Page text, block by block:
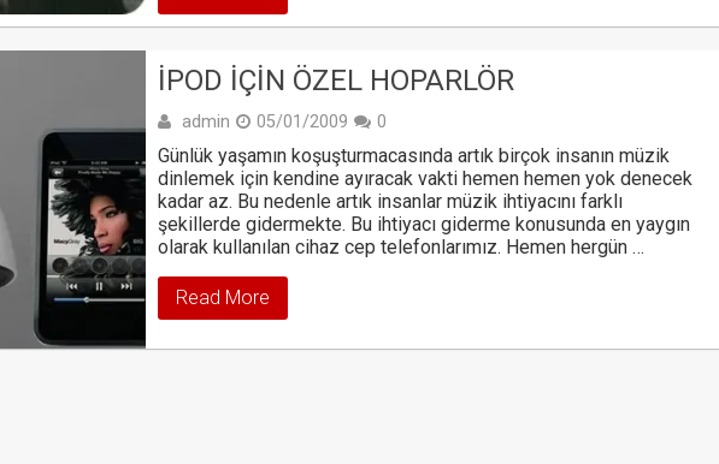
IPOD IÇIN ÖZEL HOPARLÖR
admin 05/01/2009 0
Günlük yaşamın koşuşturmacasında artık birçok insanın müzik
dinlemek için kendine ayıracak vakti hemen hemen yok denecek
kadar az. Bu nedenle artık insanlar müzik ihtiyacını farklı
şekillerde gidermekte. Bu ihtiyacı giderme konusunda en yaygın
olarak kullanılan cihaz cep telefonlarımız. Hemen hergün …
Read More